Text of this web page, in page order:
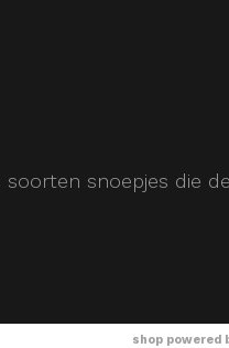
soorten snoepjes die
shop powered